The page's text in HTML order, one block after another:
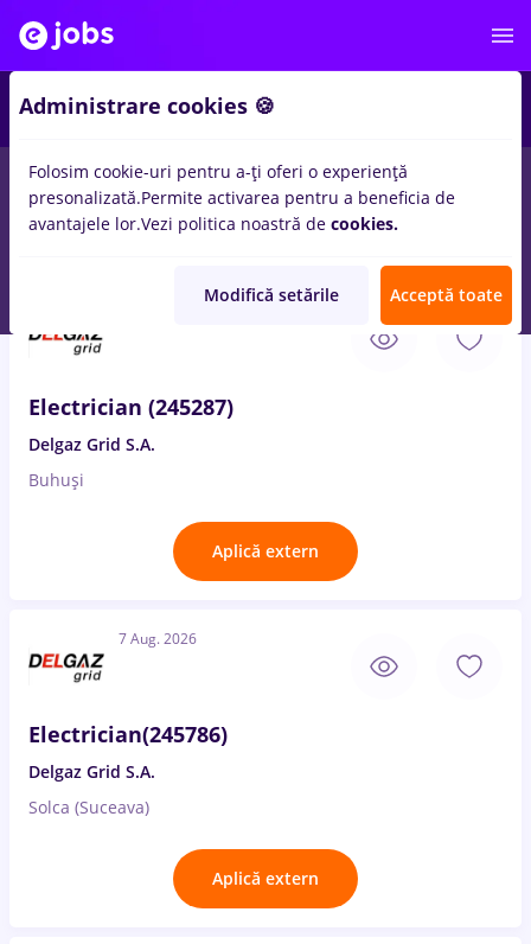
Salarii Remote (de acasă) București Cluj-
Electrician (245287)
Delgaz Grid S.A.
Buhuși
Aplică extern
7 Aug. 2026
Electrician(245786)
Delgaz Grid S.A.
Solca (Suceava)
Aplică extern
Administrare cookies 🍪
Folosim cookie-uri pentru a-ți oferi o experiență
presonalizată.Permite activarea pentru a beneficia de
avantajele lor.Vezi politica noastră de cookies.
Modifică setările Acceptă toate